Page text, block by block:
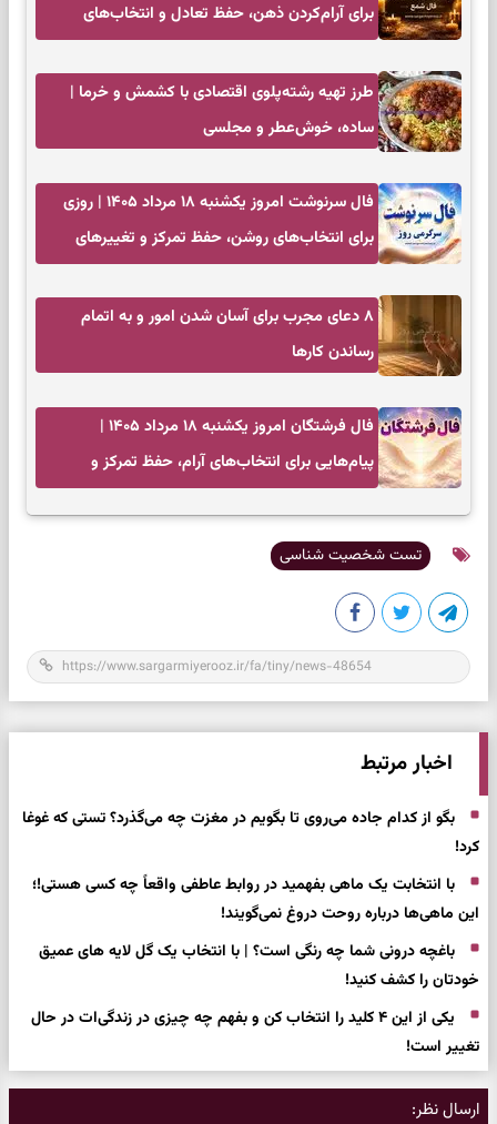
برای آرام‌کردن ذهن، حفظ تعادل و انتخاب‌های
طرز تهیه رشته‌پلوی اقتصادی با کشمش و خرما |
ساده، خوش‌عطر و مجلسی
فال سرنوشت امروز یکشنبه ۱۸ مرداد ۱۴۰۵ | روزی
برای انتخاب‌های روشن، حفظ تمرکز و تغییرهای
۸ دعای مجرب برای آسان شدن امور و به اتمام
رساندن کار‌ها
فال فرشتگان امروز یکشنبه ۱۸ مرداد ۱۴۰۵ |
پیام‌هایی برای انتخاب‌های آرام، حفظ تمرکز و
تست شخصیت شناسی
اخبار مرتبط
بگو از کدام جاده می‌روی تا بگویم در مغزت چه می‌گذرد؟ تستی که غوغا
کرد!
با انتخابت یک ماهی بفهمید در روابط عاطفی واقعاً چه کسی هستی!؛
این ماهی‌ها درباره روحت دروغ نمی‌گویند!
باغچه درونی شما چه رنگی است؟ | با انتخاب یک گل لایه های عمیق
خودتان را کشف کنید!
یکی از این ۴ کلید را انتخاب کن و بفهم چه چیزی در زندگی‌ات در حال
تغییر است!
ارسال نظر: